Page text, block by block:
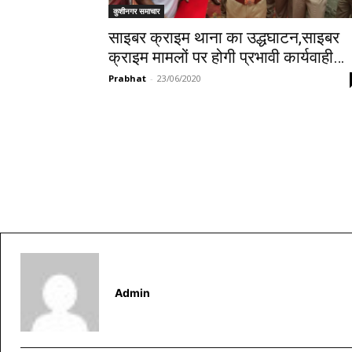
कुशीनगर समाचार
साइबर क्राइम थाना का उद्धघाटन,साइबर
क्राइम मामलों पर होगी प्रभावी कार्यवाही…
Prabhat - 23/06/2020
Admin